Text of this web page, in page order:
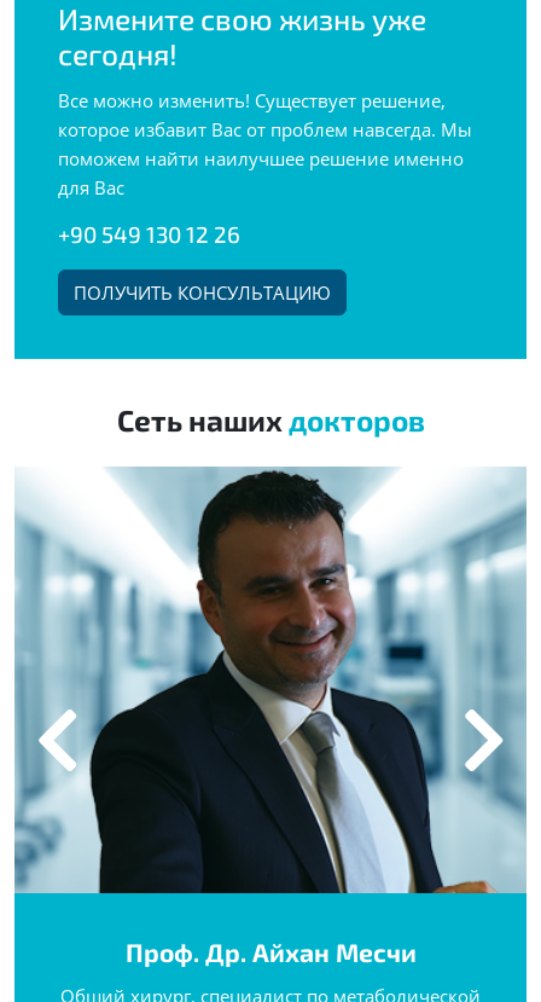
Измените свою жизнь уже
сегодня!
Все можно изменить! Существует решение,
которое избавит Вас от проблем навсегда. Мы
поможем найти наилучшее решение именно
для Вас
+90 549 130 12 26
ПОЛУЧИТЬ КОНСУЛЬТАЦИЮ
Сеть наших докторов
Проф. Др. Айхан Месчи
Общий хирург, специалист по метаболической